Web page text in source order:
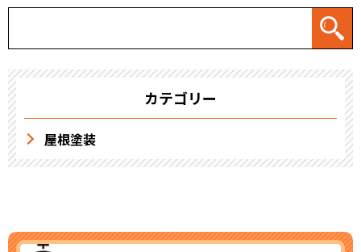
カテゴリー
屋根塗装